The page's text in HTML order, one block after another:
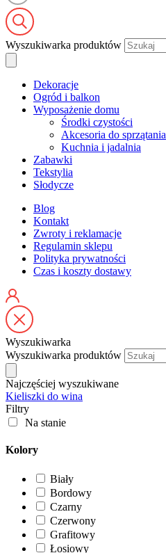
Wyszukiwarka produktów
Dekoracje
Ogród i balkon
Wyposażenie domu
Środki czystości
Akcesoria do sprzątania
Kuchnia i jadalnia
Zabawki
Tekstylia
Słodycze
Blog
Kontakt
Zwroty i reklamacje
Regulamin sklepu
Polityka prywatności
Czas i koszty dostawy
Wyszukiwarka
Wyszukiwarka produktów
Najczęściej wyszukiwane
Kieliszki do wina
Filtry
Na stanie
Kolory
Biały
Bordowy
Czarny
Czerwony
Grafitowy
Łosiowy